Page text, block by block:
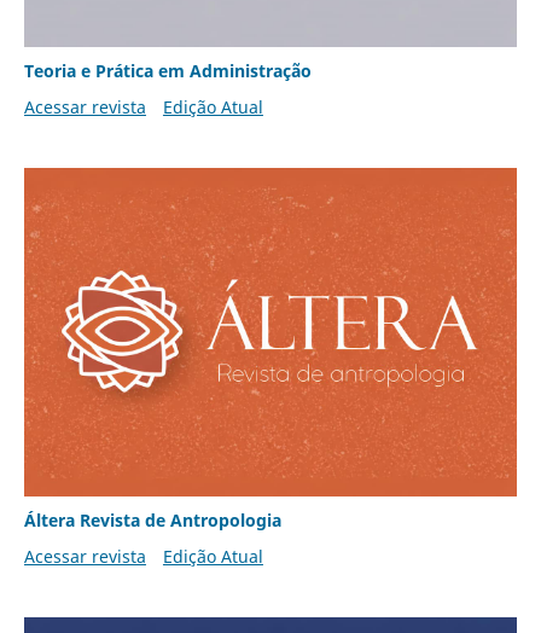
Teoria e Prática em Administração
Acessar revista
Edição Atual
Áltera Revista de Antropologia
Acessar revista
Edição Atual